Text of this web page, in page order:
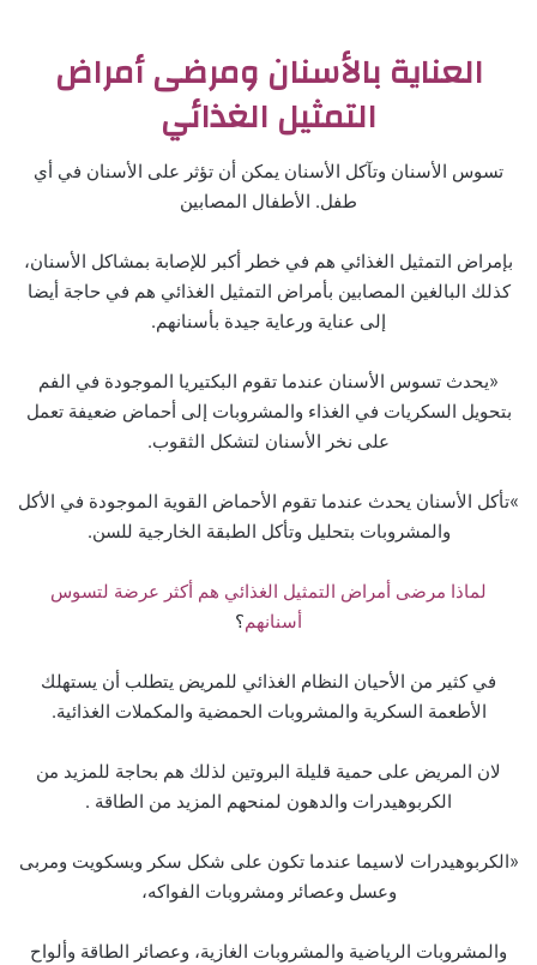
العناية بالأسنان ومرضى أمراض
التمثيل الغذائي
تسوس الأسنان وتآكل الأسنان يمكن أن تؤثر على الأسنان في أي
طفل. الأطفال المصابين
بإمراض التمثيل الغذائي هم في خطر أكبر للإصابة بمشاكل الأسنان،
كذلك البالغين المصابين بأمراض التمثيل الغذائي هم في حاجة أيضا
إلى عناية ورعاية جيدة بأسنانهم.
«يحدث تسوس الأسنان عندما تقوم البكتيريا الموجودة في الفم
بتحويل السكريات في الغذاء والمشروبات إلى أحماض ضعيفة تعمل
على نخر الأسنان لتشكل الثقوب.
»تأكل الأسنان يحدث عندما تقوم الأحماض القوية الموجودة في الأكل
والمشروبات بتحليل وتأكل الطبقة الخارجية للسن.
لماذا مرضى أمراض التمثيل الغذائي هم أكثر عرضة لتسوس
أسنانهم؟
في كثير من الأحيان النظام الغذائي للمريض يتطلب أن يستهلك
الأطعمة السكرية والمشروبات الحمضية والمكملات الغذائية.
لان المريض على حمية قليلة البروتين لذلك هم بحاجة للمزيد من
الكربوهيدرات والدهون لمنحهم المزيد من الطاقة .
«الكربوهيدرات لاسيما عندما تكون على شكل سكر وبسكويت ومربى
وعسل وعصائر ومشروبات الفواكه،
والمشروبات الرياضية والمشروبات الغازية، وعصائر الطاقة وألواح